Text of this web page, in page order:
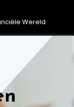
Wereld